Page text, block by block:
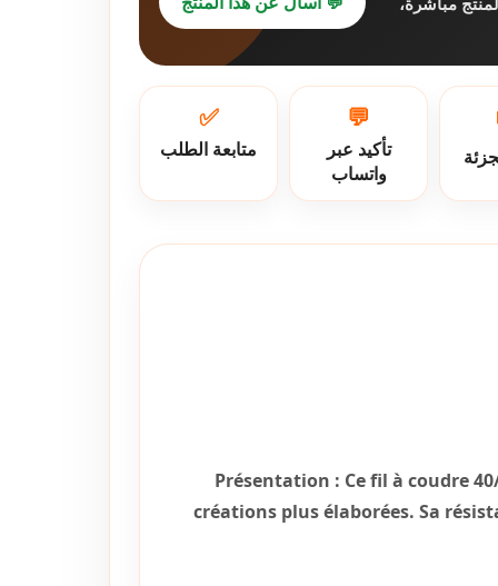
💬
تأكيد عبر
واتساب
✅
متابعة الطلب
Présentation : Ce fil à coudre
créations plus élaborées. Sa